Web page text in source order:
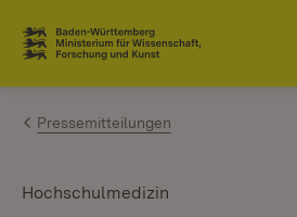
Zum Inhalt springen
Link zur Startseite
Pressemitteilungen
Hochschulmedizin